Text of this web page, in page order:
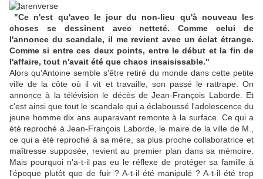
"Ce n'est qu'avec le jour du non-lieu qu'à nouveau les
choses se dessinent avec netteté. Comme celui de
l'annonce du scandale, il me revient avec un éclat étrange.
Comme si entre ces deux points, entre le début et la fin de
l'affaire, tout n'avait été que chaos insaisissable."
Alors qu'Antoine semble s'être retiré du monde dans cette petite
ville de la côte où il vit et travaille, son passé le rattrape. On
annonce à la télévision le décès de Jean-François Laborde. Et
c'est ainsi que tout le scandale qui a éclaboussé l'adolescence du
jeune homme dix ans auparavant remonte à la surface. Ce qui a
été reproché à Jean-François Laborde, le maire de la ville de M.,
ce qui a été reproché à sa mère, sa plus proche collaboratrice et
maîtresse supposée, revient au premier plan dans sa mémoire.
Mais pourquoi n'a-t-il pas eu le réflexe de protéger sa famille à
l'époque plutôt que de fuir ? A-t-il été manipulé ? A-t-il été trop